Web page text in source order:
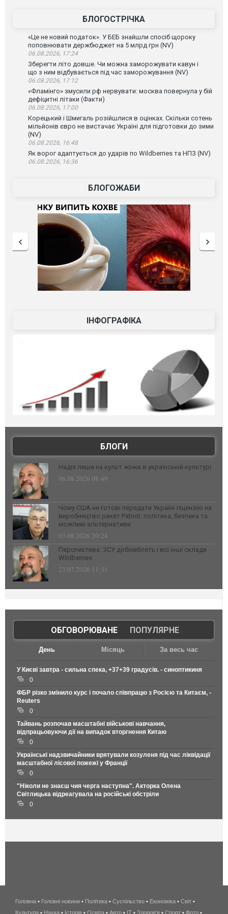
БЛОГОСТРІЧКА
«Це не новий податок». У БЕБ знайшли спосіб щороку
поповнювати держбюджет на 5 млрд грн (NV)
06.08.2026, 17:24
Зберегти літо довше. Чи можна заморожувати кавун і
що з ним відбувається під час заморожування (NV)
06.08.2026, 17:12
«Фламінго» змусили рф нервувати: москва повернула у бій
дефіцитні літаки (Факти)
06.08.2026, 17:00
Корецький і Шмигаль розійшлися в оцінках. Скільки сотень
мільйонів євро не вистачає Україні для підготовки до зими
(NV)
06.08.2026, 16:48
Як ворог адаптується до ударів по Wildberries та НПЗ (NV)
06.08.2026, 16:36
БЛОГОЖАБИ
ІНФОГРАФІКА
БЛОГИ
Надія лише на культ жінки в українській культурі
06.08.2026 08:49
Чому США не готові передати Україні ліцензію на
виробництво ракет Patriot: політика, безпека та
можливі альтернативи
03.08.2026 20:24
Перспектива: ЗСУ добомблять і всі інші склади
Wildberries
23.07.2026 11:31
ОБГОВОРЮВАНЕ| ПОПУЛЯРНЕ
День Місяць За весь час
У Києві завтра - сильна спека, +37+39 градусів. - синоптикиня
0
ФБР різко змінило курс і почало співпрацю з Росією та Китаєм, -
Reuters
0
Тайвань розпочав масштабні військові навчання,
відпрацьовуючи дії на випадок вторгнення Китаю
0
Українські надзвичайники врятували козуленя під час ліквідації
масштабної лісової пожежі у Франції
0
"Ніколи не знаєш чия черга наступна". Акторка Олена
Світлицька відреагувала на російські обстріли
0
беспроводной
интернет
Головна • Головні новини • Політика • Суспільство • Економіка • Світ •
Культура • Наука • Історія • Освіта • Авто • IT • Здоров'я • Спорт • Фото •